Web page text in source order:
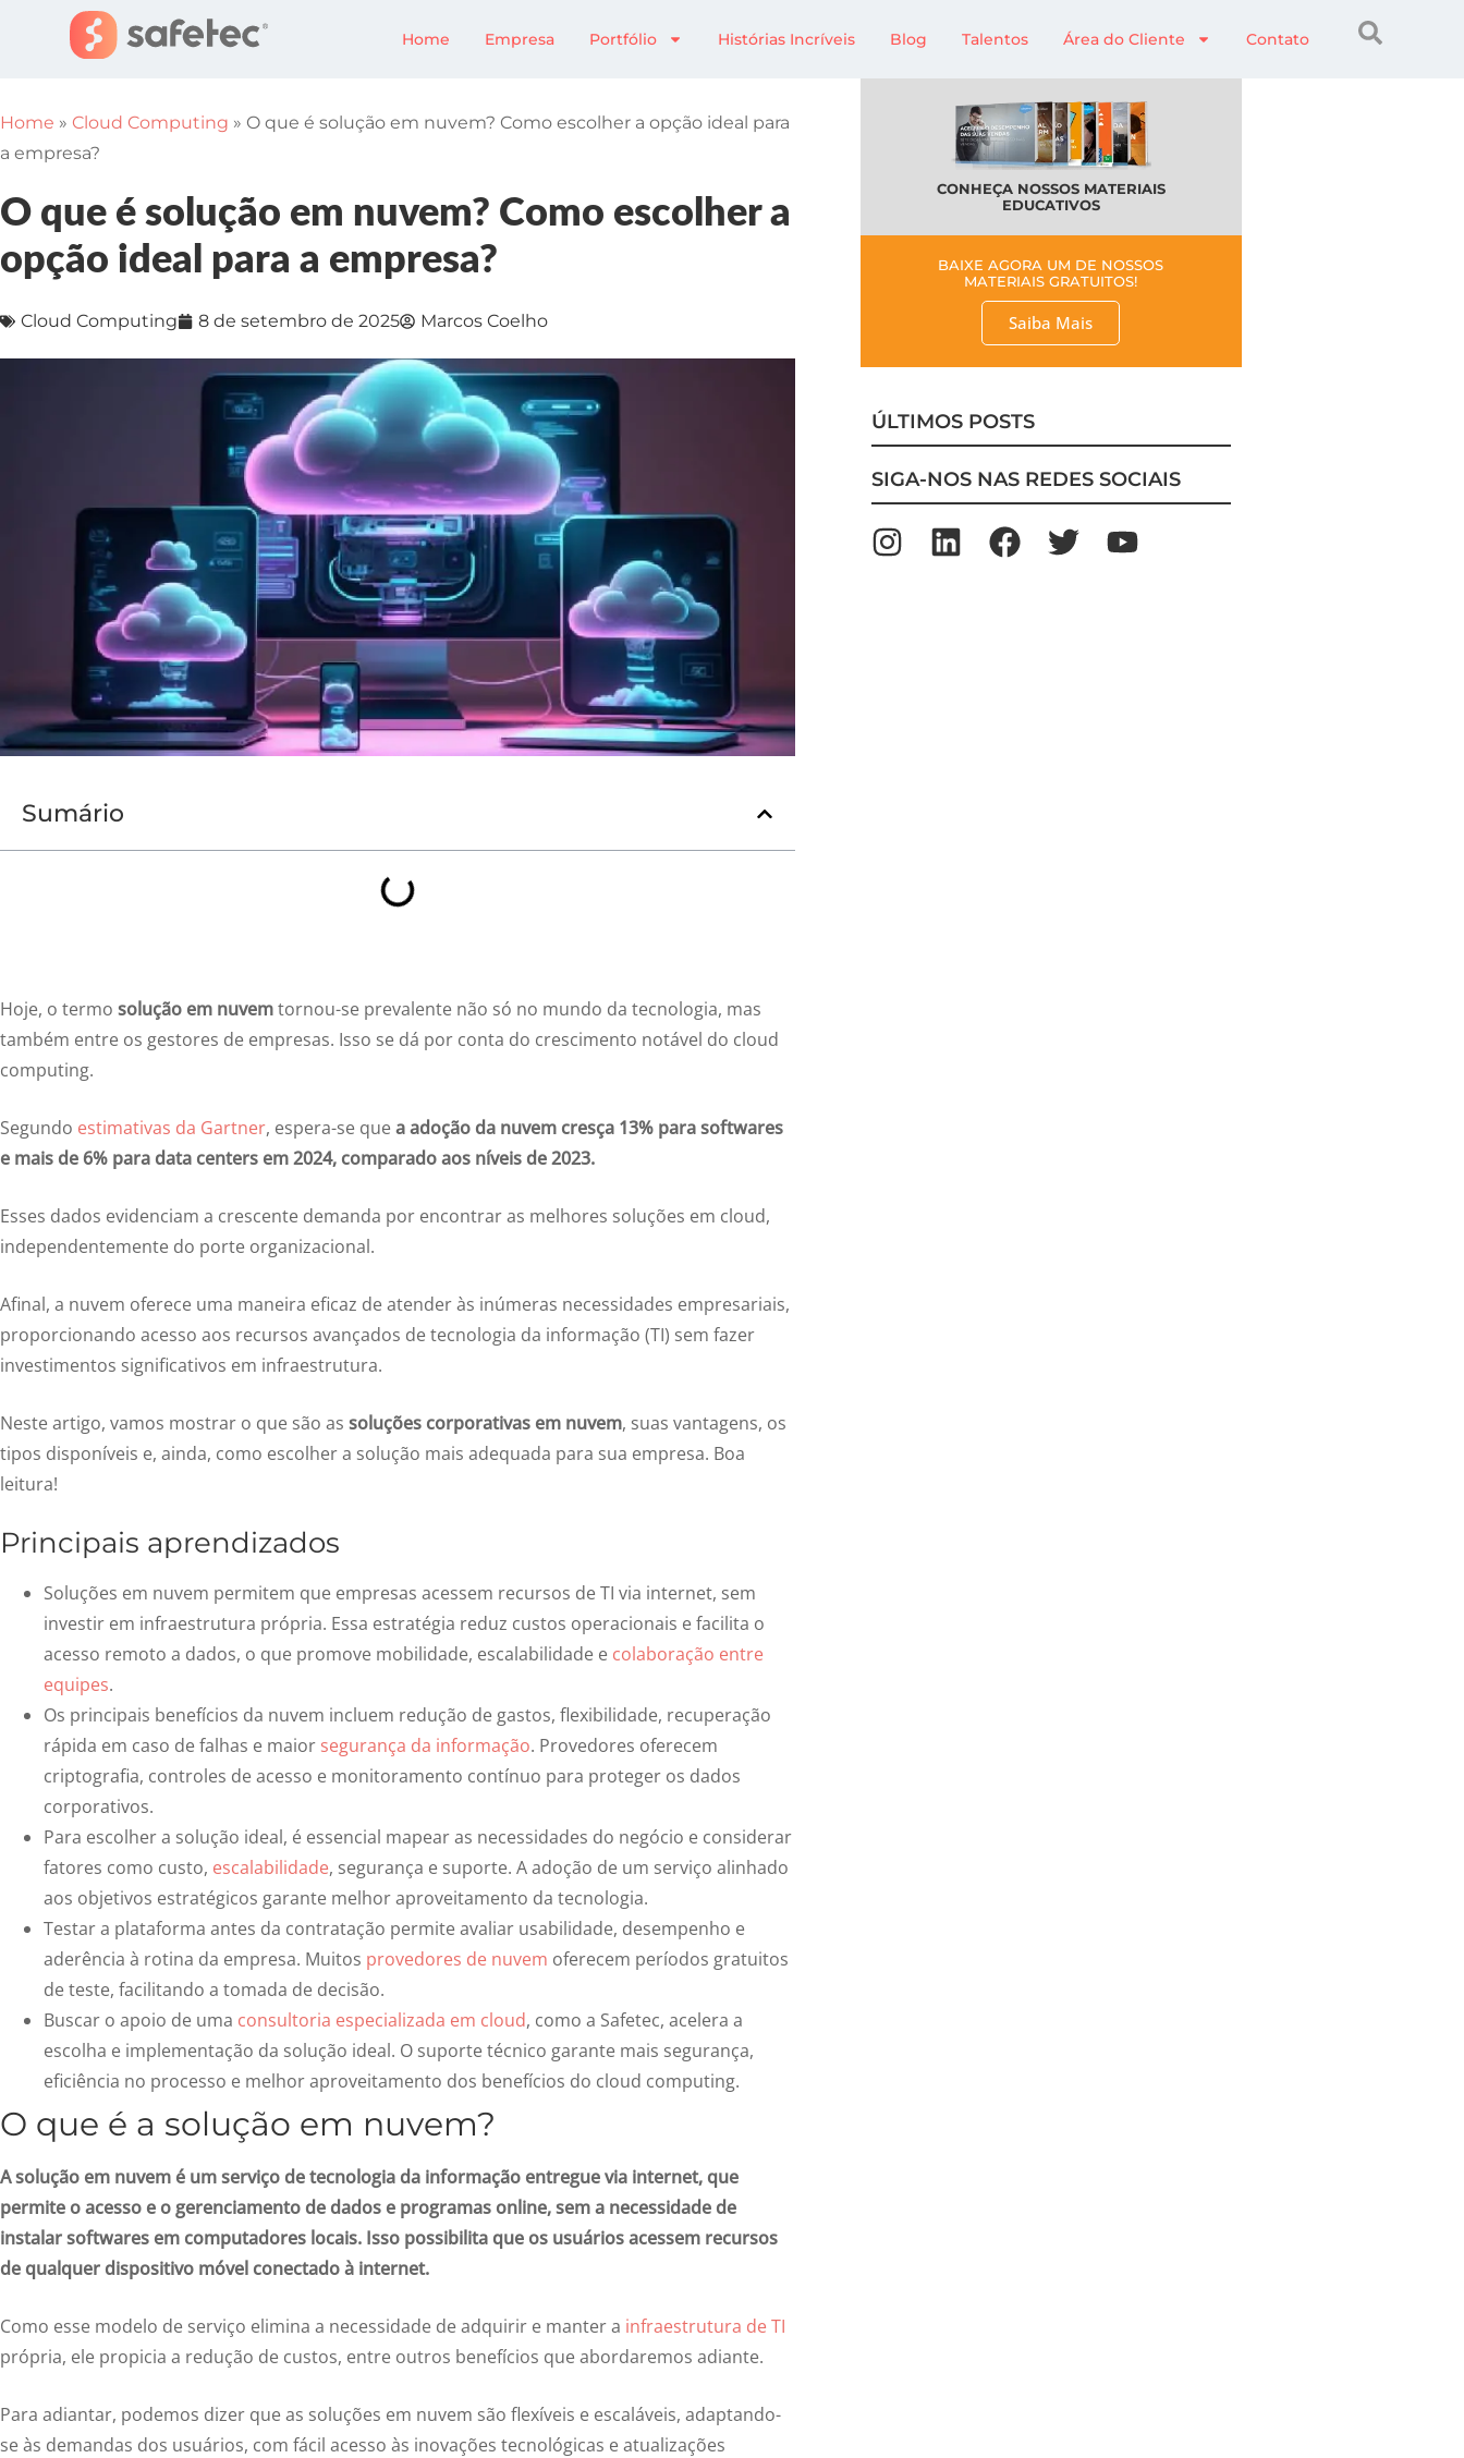
Home Empresa Portfólio Histórias Incríveis Blog Talentos Área do Cliente Contato
Home » Cloud Computing » O que é solução em nuvem? Como escolher a opção ideal para
a empresa?
O que é solução em nuvem? Como escolher a
opção ideal para a empresa?
Cloud Computing 8 de setembro de 2025 Marcos Coelho
Sumário
Hoje, o termo solução em nuvemtornou-se prevalente não só no mundo da tecnologia, mas
também entre os gestores de empresas. Isso se dá por conta do crescimento notável do cloud
computing.
Segundo estimativas da Gartner, espera-se quea adoção da nuvem cresça 13% para softwares
e mais de 6% para data centers em 2024, comparado aos níveis de 2023.
Esses dados evidenciam a crescente demanda por encontrar as melhores soluções em cloud,
independentemente do porte organizacional.
Afinal, a nuvem oferece uma maneira eficaz de atender às inúmeras necessidades empresariais,
proporcionando acesso aos recursos avançados de tecnologia da informação (TI) sem fazer
investimentos significativos em infraestrutura.
Neste artigo, vamos mostrar o que são as soluções corporativas em nuvem, suas vantagens, os
tipos disponíveis e, ainda, como escolher a solução mais adequada para sua empresa. Boa
leitura!
Principais aprendizados
Soluções em nuvem permitem que empresas acessem recursos de TI via internet, sem
investir em infraestrutura própria. Essa estratégia reduz custos operacionais e facilita o
acesso remoto a dados, o que promove mobilidade, escalabilidade e colaboração entre
equipes.
Os principais benefícios da nuvem incluem redução de gastos, flexibilidade, recuperação
rápida em caso de falhas e maior segurança da informação. Provedores oferecem
criptografia, controles de acesso e monitoramento contínuo para proteger os dados
corporativos.
Para escolher a solução ideal, é essencial mapear as necessidades do negócio e considerar
fatores como custo, escalabilidade, segurança e suporte. A adoção de um serviço alinhado
aos objetivos estratégicos garante melhor aproveitamento da tecnologia.
Testar a plataforma antes da contratação permite avaliar usabilidade, desempenho e
aderência à rotina da empresa. Muitos provedores de nuvem oferecem períodos gratuitos
de teste, facilitando a tomada de decisão.
Buscar o apoio de uma consultoria especializada em cloud, como a Safetec, acelera a
escolha e implementação da solução ideal. O suporte técnico garante mais segurança,
eficiência no processo e melhor aproveitamento dos benefícios do cloud computing.
O que é a solução em nuvem?
A solução em nuvem é um serviço de tecnologia da informação entregue via internet, que
permite o acesso e o gerenciamento de dados e programas online, sem a necessidade de
instalar softwares em computadores locais. Isso possibilita que os usuários acessem recursos
de qualquer dispositivo móvel conectado à internet.
Como esse modelo de serviço elimina a necessidade de adquirir e manter a infraestrutura de TI
própria, ele propicia a redução de custos, entre outros benefícios que abordaremos adiante.
Para adiantar, podemos dizer que as soluções em nuvem são flexíveis e escaláveis, adaptando-
se às demandas dos usuários, com fácil acesso às inovações tecnológicas e atualizações
CONHEÇA NOSSOS MATERIAIS
EDUCATIVOS
BAIXE AGORA UM DE NOSSOS
MATERIAIS GRATUITOS!
Saiba Mais
ÚLTIMOS POSTS
SIGA-NOS NAS REDES SOCIAIS